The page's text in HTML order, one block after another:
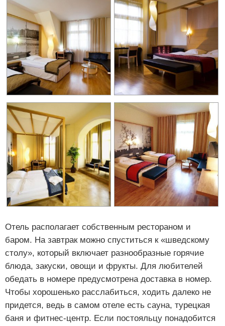
Отель располагает собственным рестораном и
баром. На завтрак можно спуститься к «шведскому
столу», который включает разнообразные горячие
блюда, закуски, овощи и фрукты. Для любителей
обедать в номере предусмотрена доставка в номер.
Чтобы хорошенько расслабиться, ходить далеко не
придется, ведь в самом отеле есть сауна, турецкая
баня и фитнес-центр. Если постояльцу понадобится